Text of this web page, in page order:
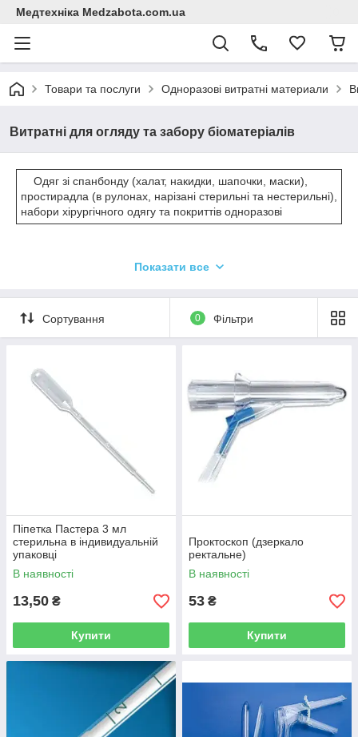
Медтехніка Medzabota.com.ua
Товари та послуги Одноразові витратні материали
Витратні для огляду та забору біоматеріалів
Одяг зі спанбонду (халат, накидки, шапочки, маски),
простирадла (в рулонах, нарізані стерильні та нестерильні),
набори хірургічного одягу та покриттів одноразові
Показати все
Сортування 0 Фільтри
Піпетка Пастера 3 мл
стерильна в індивидуальній
упаковці
В наявності
13,50 ₴
Купити
Проктоскоп (дзеркало
ректальне)
В наявності
53 ₴
Купити